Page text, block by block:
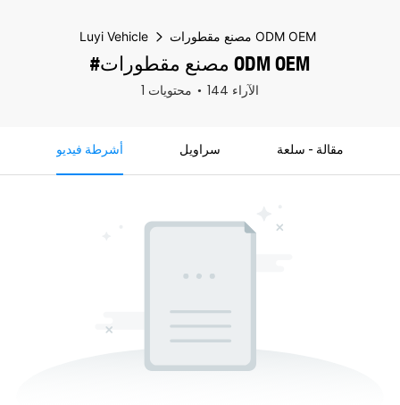
Luyi Vehicle مصنع مقطورات ODM OEM
#مصنع مقطورات ODM OEM
1 محتويات 144 الآراء
أشرطة فيديو سراويل مقالة - سلعة